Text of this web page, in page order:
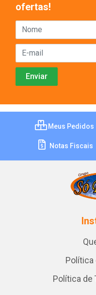
ofertas!
Meus Pedidos
Notas Fiscais
Política
Política de